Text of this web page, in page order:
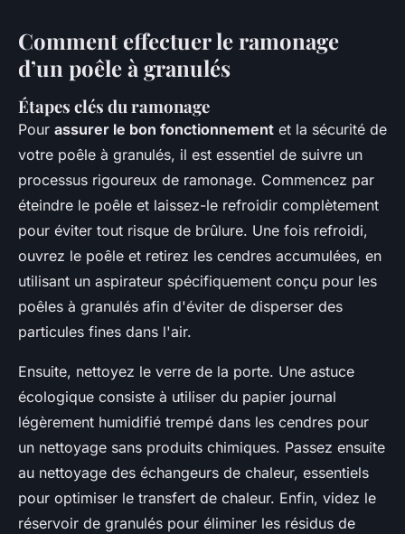
Comment effectuer le ramonage
d’un poêle à granulés
Étapes clés du ramonage
Pour assurer le bon fonctionnement et la sécurité de
votre poêle à granulés, il est essentiel de suivre un
processus rigoureux de ramonage. Commencez par
éteindre le poêle et laissez-le refroidir complètement
pour éviter tout risque de brûlure. Une fois refroidi,
ouvrez le poêle et retirez les cendres accumulées, en
utilisant un aspirateur spécifiquement conçu pour les
poêles à granulés afin d'éviter de disperser des
particules fines dans l'air.
Ensuite, nettoyez le verre de la porte. Une astuce
écologique consiste à utiliser du papier journal
légèrement humidifié trempé dans les cendres pour
un nettoyage sans produits chimiques. Passez ensuite
au nettoyage des échangeurs de chaleur, essentiels
pour optimiser le transfert de chaleur. Enfin, videz le
réservoir de granulés pour éliminer les résidus de